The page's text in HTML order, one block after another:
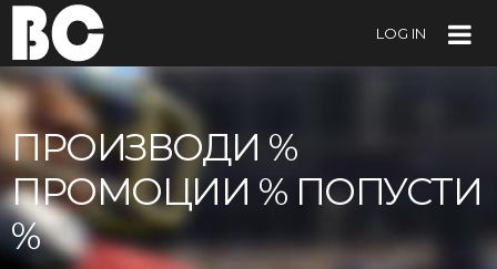
LOG IN
ПРОИЗВОДИ %
ПРОМОЦИИ % ПОПУСТИ
%